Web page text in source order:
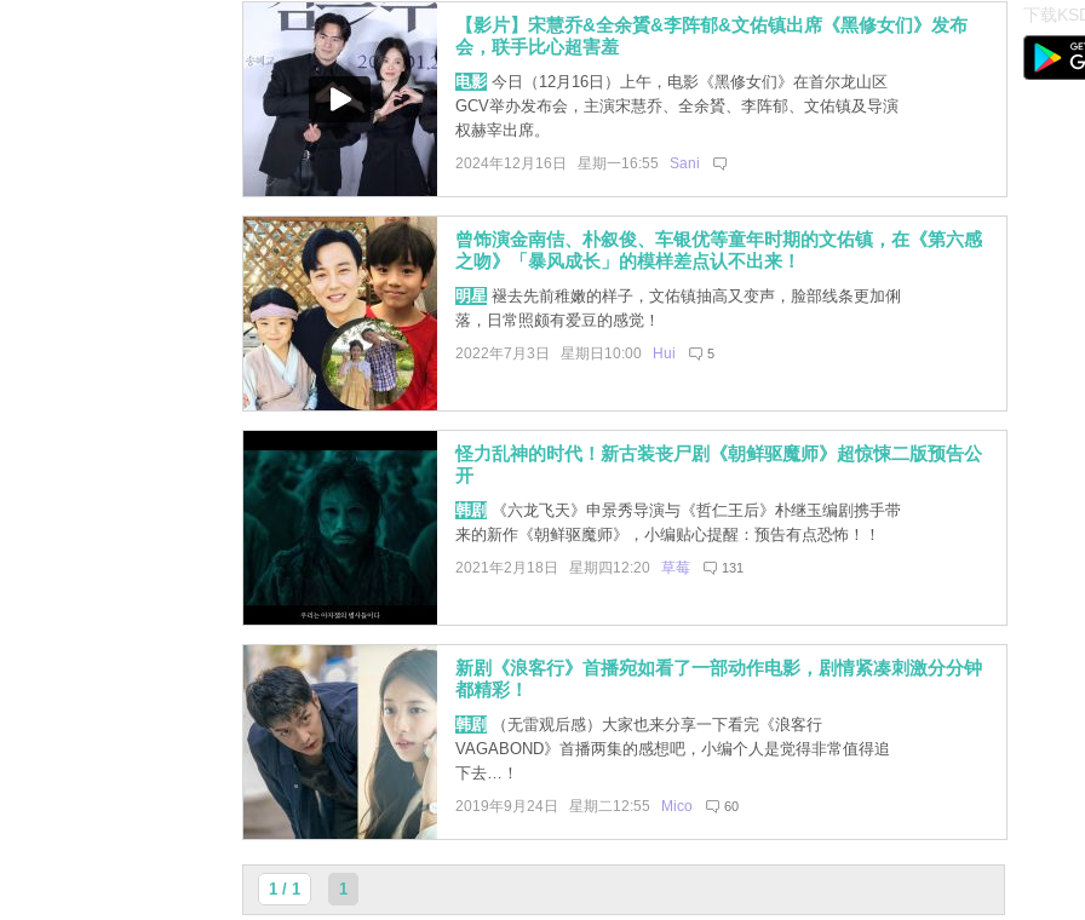
【影片】宋慧乔&全余贇&李阵郁&文佑镇出席《黑修女们》发布
会，联手比心超害羞
电影今日（12月16日）上午，电影《黑修女们》在首尔龙山区
GCV举办发布会，主演宋慧乔、全余贇、李阵郁、文佑镇及导演
权赫宰出席。
2024年12月16日 星期一16:55 Sani
曾饰演金南佶、朴叙俊、车银优等童年时期的文佑镇，在《第六感
之吻》「暴风成长」的模样差点认不出来！
明星褪去先前稚嫩的样子，文佑镇抽高又变声，脸部线条更加俐
落，日常照颇有爱豆的感觉！
2022年7月3日 星期日10:00 Hui 5
怪力乱神的时代！新古装丧尸剧《朝鲜驱魔师》超惊悚二版预告公
开
韩剧 《六龙飞天》申景秀导演与《哲仁王后》朴继玉编剧携手带
来的新作《朝鲜驱魔师》，小编贴心提醒：预告有点恐怖！！
2021年2月18日 星期四12:20 草莓 131
新剧《浪客行》首播宛如看了一部动作电影，剧情紧凑刺激分分钟
都精彩！
韩剧 （无雷观后感）大家也来分享一下看完《浪客行
VAGABOND》首播两集的感想吧，小编个人是觉得非常值得追
下去…！
2019年9月24日 星期二12:55 Mico 60
1 / 1 1
下载